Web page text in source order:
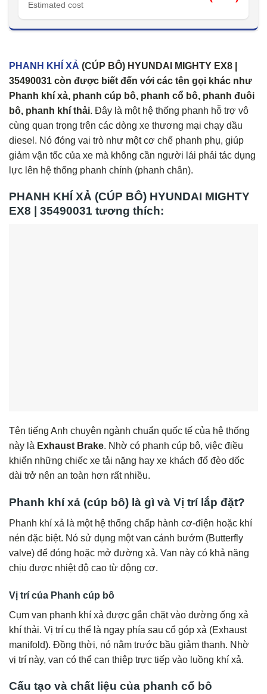
Estimated cost
PHANH KHÍ XẢ (CÚP BÔ) HYUNDAI MIGHTY EX8 |
35490031 còn được biết đến với các tên gọi khác như
Phanh khí xả, phanh cúp bô, phanh cổ bô, phanh đuôi
bô, phanh khí thải. Đây là một hệ thống phanh hỗ trợ vô
cùng quan trọng trên các dòng xe thương mại chạy dầu
diesel. Nó đóng vai trò như một cơ chế phanh phụ, giúp
giảm vận tốc của xe mà không cần người lái phải tác dụng
lực lên hệ thống phanh chính (phanh chân).
PHANH KHÍ XẢ (CÚP BÔ) HYUNDAI MIGHTY
EX8 | 35490031 tương thích:
Tên tiếng Anh chuyên ngành chuẩn quốc tế của hệ thống
này là Exhaust Brake. Nhờ có phanh cúp bô, việc điều
khiển những chiếc xe tải nặng hay xe khách đổ đèo dốc
dài trở nên an toàn hơn rất nhiều.
Phanh khí xả (cúp bô) là gì và Vị trí lắp đặt?
Phanh khí xả là một hệ thống chấp hành cơ-điện hoặc khí
nén đặc biệt. Nó sử dụng một van cánh bướm (Butterfly
valve) để đóng hoặc mở đường xả. Van này có khả năng
chịu được nhiệt độ cao từ động cơ.
Vị trí của Phanh cúp bô
Cụm van phanh khí xả được gắn chặt vào đường ống xả
khí thải. Vị trí cụ thể là ngay phía sau cổ góp xả (Exhaust
manifold). Đồng thời, nó nằm trước bầu giảm thanh. Nhờ
vị trí này, van có thể can thiệp trực tiếp vào luồng khí xả.
Cấu tạo và chất liệu của phanh cổ bô